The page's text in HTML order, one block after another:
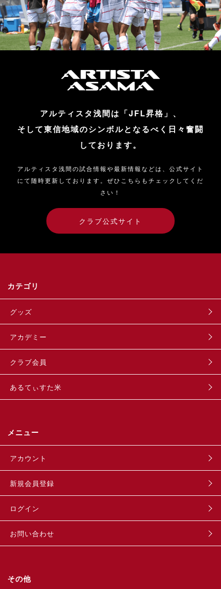
アルティスタ浅間は「JFL昇格」、
そして東信地域のシンボルとなるべく日々奮闘
しております。
アルティスタ浅間の試合情報や最新情報などは、公式サイト
にて随時更新しております。ぜひこちらもチェックしてくだ
さい！
クラブ公式サイト
カテゴリ
グッズ
アカデミー
クラブ会員
あるてぃすた米
メニュー
アカウント
新規会員登録
ログイン
お問い合わせ
その他